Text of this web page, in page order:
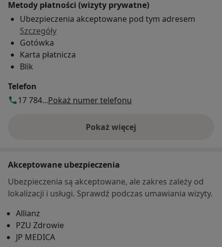
Metody płatności (wizyty prywatne)
Ubezpieczenia akceptowane pod tym adresem
Szczegóły
Gotówka
Karta płatnicza
Blik
Telefon
17 784...Pokaż numer telefonu
Pokaż więcej
o adresie
Akceptowane ubezpieczenia
Ubezpieczenia są akceptowane, ale zakres zależy od
lokalizacji i usługi. Sprawdź podczas umawiania wizyty.
Allianz
PZU Zdrowie
JP MEDICA